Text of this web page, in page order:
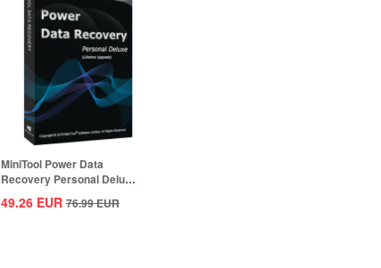
MiniTool Power Data
Recovery Personal Deluxe
CD Key Global
49.26 EUR 76.99EUR